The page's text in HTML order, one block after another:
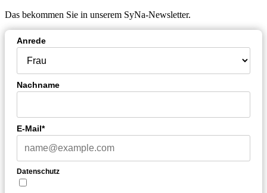
Das bekommen Sie in unserem SyNa-Newsletter.
Anrede
Nachname
E-Mail*
Datenschutz